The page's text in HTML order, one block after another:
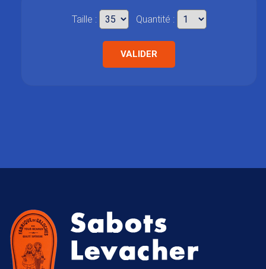
Taille : Quantité :
VALIDER